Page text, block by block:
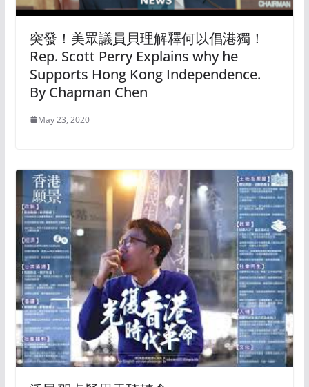
突發！美眾議員貝理解釋何以倡港獨！
Rep. Scott Perry Explains why he
Supports Hong Kong Independence.
By Chapman Chen
May 23, 2020